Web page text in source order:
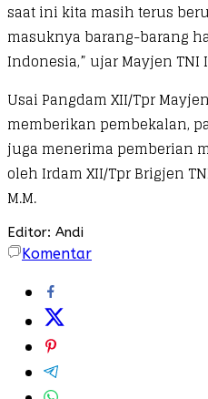
saat ini kita masih terus
masuknya barang-barang
Indonesia,” ujar Mayjen TNI
Usai Pangdam XII/Tpr
memberikan pembekalan,
juga menerima pemberian
oleh Irdam XII/Tpr Brigjen
M.M.
Editor: Andi
Komentar